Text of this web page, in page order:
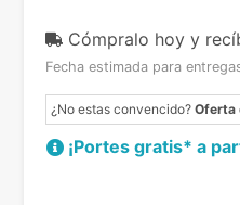
Cómpralo hoy y
Fecha estimada para
¿No estas convencido? Oferta
¡Portes gratis* a